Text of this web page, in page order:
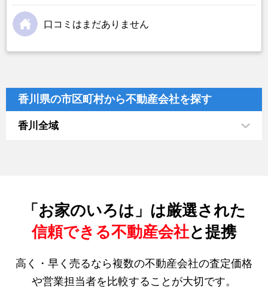
口コミはまだありません
香川県の市区町村から不動産会社を探す
香川全域
「お家のいろは」は厳選された
信頼できる不動産会社と提携
高く・早く売るなら複数の不動産会社の査定価格
や営業担当者を比較することが大切です。